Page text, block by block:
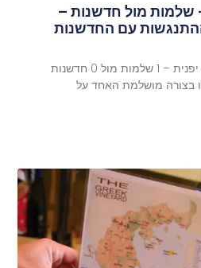
שלמות מול חדשנות –
עם החדשנות
ארוחת בוקר – חווית משתמש יפנית – 1 שלמות מול 0 חדשנות
בצורה מושלמת האחד על